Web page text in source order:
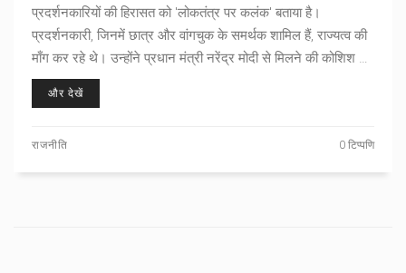
प्रदर्शनकारियों की हिरासत को 'लोकतंत्र पर कलंक' बताया है।
प्रदर्शनकारी, जिनमें छात्र और वांगचुक के समर्थक शामिल हैं, राज्यत्व की
माँग कर रहे थे। उन्होंने प्रधान मंत्री नरेंद्र मोदी से मिलने की कोशिश की
पर दिल्ली पुलिस ने अवैध सभा कहकर उन्हें हिरासत में ले लिया। वांगचुक ने
इसे शांतिपूर्ण विरोध की अभिव्यक्ति पर सवालिया निशान बताया।
और देखें
राजनीति 0 टिप्पणि